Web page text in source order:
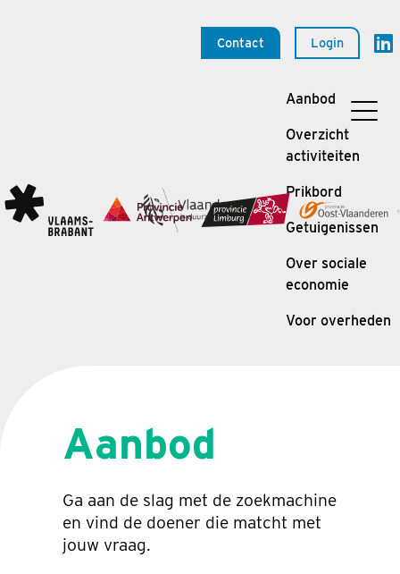
Contact Login
Aanbod
Overzicht
activiteiten
Prikbord
Getuigenissen
Over sociale
economie
Voor overheden
Aanbod
Ga aan de slag met de zoekmachine
en vind de doener die matcht met
jouw vraag.